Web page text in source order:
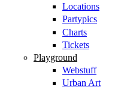
Locations
Partypics
Charts
Tickets
Playground
Webstuff
Urban Art